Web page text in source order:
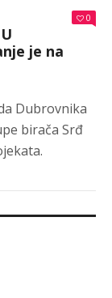
0
je na
Dubrovnika
birača Srđ